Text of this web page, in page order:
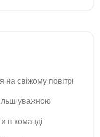
на свіжому повітрі
уважною
в команді